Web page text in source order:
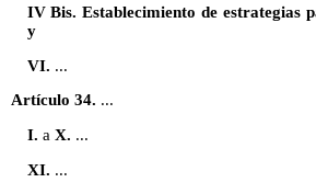
IV Bis. Establecimiento de estrategias
y
VI. ...
Artículo 34. ...
I. a X. ...
XI. ...